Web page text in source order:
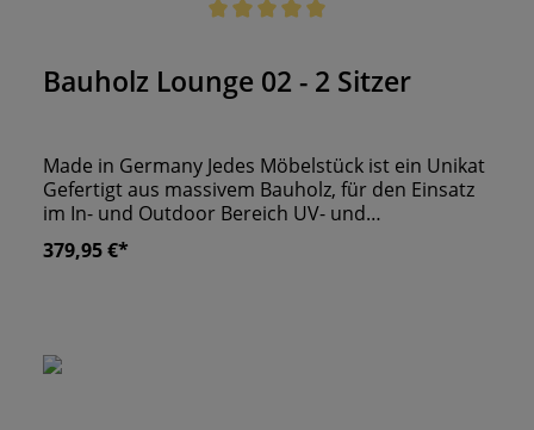
Bauholz Lounge 02 - 2 Sitzer
Made in Germany Jedes Möbelstück ist ein Unikat
Gefertigt aus massivem Bauholz, für den Einsatz
im In- und Outdoor Bereich UV- und
Wetterbeständig
379,95 €*